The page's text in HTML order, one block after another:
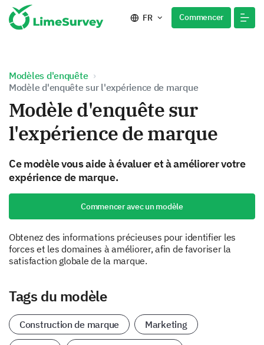
FR Commencer
Modèles d'enquête
Modèle d'enquête sur l'expérience de marque
Modèle d'enquête sur
l'expérience de marque
Ce modèle vous aide à évaluer et à améliorer votre
expérience de marque.
Commencer avec un modèle
Obtenez des informations précieuses pour identifier les
forces et les domaines à améliorer, afin de favoriser la
satisfaction globale de la marque.
Tags du modèle
Construction de marque Marketing